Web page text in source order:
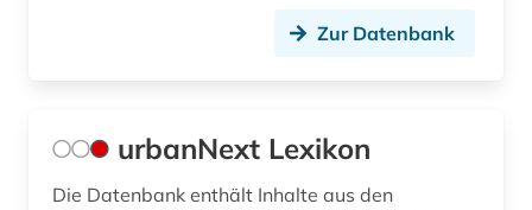
Zur Datenbank
urbanNext Lexikon
Die Datenbank enthält Inhalte aus den